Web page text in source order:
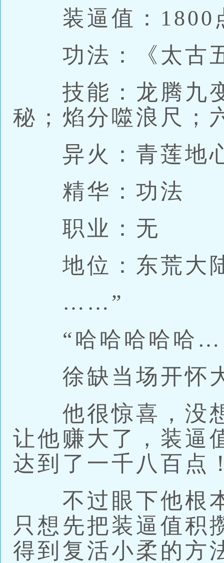
装逼值：1800
功法：《太古
技能：龙腾九变
秘；焰分噬浪尺；
异火：青莲地
精华：功法
职业：无
地位：东荒大
……”
“哈哈哈哈哈
徐缺当场开怀
他很惊喜，没想
让他赚大了，装逼
达到了一千八百点
不过眼下他根本
只想先把装逼值积
得到复活小柔的方